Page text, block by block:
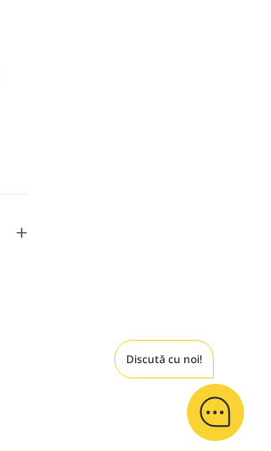
Discută cu noi!